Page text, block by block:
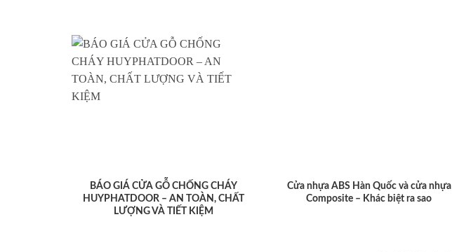
BÁO GIÁ CỬA GỖ CHỐNG CHÁY
HUYPHATDOOR – AN TOÀN, CHẤT
LƯỢNG VÀ TIẾT KIỆM
Cửa nhựa ABS Hàn Quốc và cửa nhựa
Composite – Khác biệt ra sao